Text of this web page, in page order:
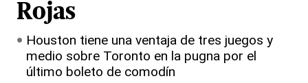
Rojas
Houston tiene una ventaja de tres juegos y
medio sobre Toronto en la pugna por el
último boleto de comodín